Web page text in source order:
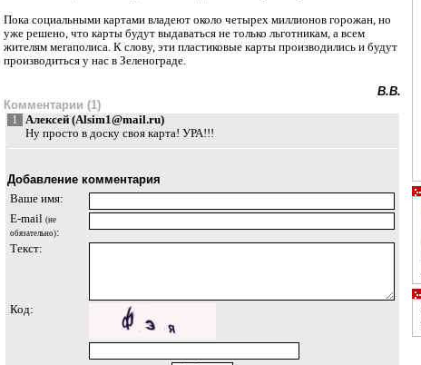
Пока социальными картами владеют около четырех миллионов горожан, но
уже решено, что карты будут выдаваться не только льготникам, а всем
жителям мегаполиса. К слову, эти пластиковые карты производились и будут
производиться у нас в Зеленограде.
В.В.
Комментарии (1)
1 Алексей (Alsim1@mail.ru)
Ну просто в доску своя карта! УРА!!!
Добавление комментария
Ваше имя:
E-mail (не
обязательно):
Текст:
Код: